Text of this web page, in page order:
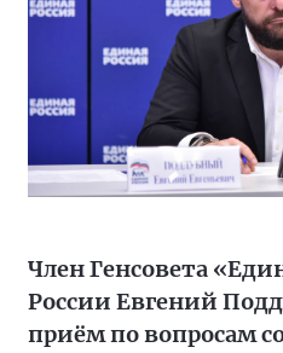
Член Генсовета
России Евгений
приём по вопросам